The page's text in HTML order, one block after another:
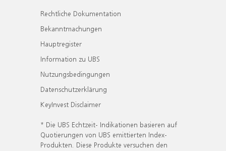
Rechtliche Dokumentation
Bekanntmachungen
Hauptregister
Information zu UBS
Nutzungsbedingungen
Datenschutzerklärung
KeyInvest Disclaimer
* Die UBS Echtzeit- Indikationen basieren auf
Quotierungen von UBS emittierten Index-
Produkten. Diese Produkte versuchen den